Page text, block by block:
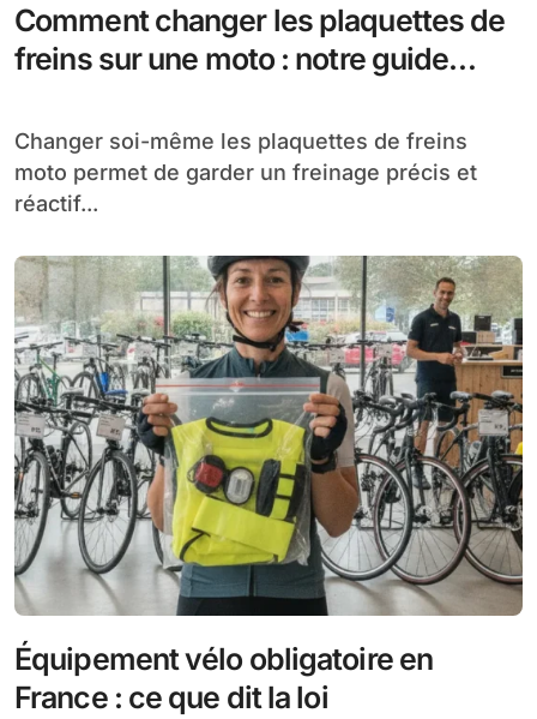
Comment changer les plaquettes de
freins sur une moto : notre guide
Changer soi-même les plaquettes de freins
moto permet de garder un freinage précis et
réactif...
Équipement vélo obligatoire en
France : ce que dit la loi